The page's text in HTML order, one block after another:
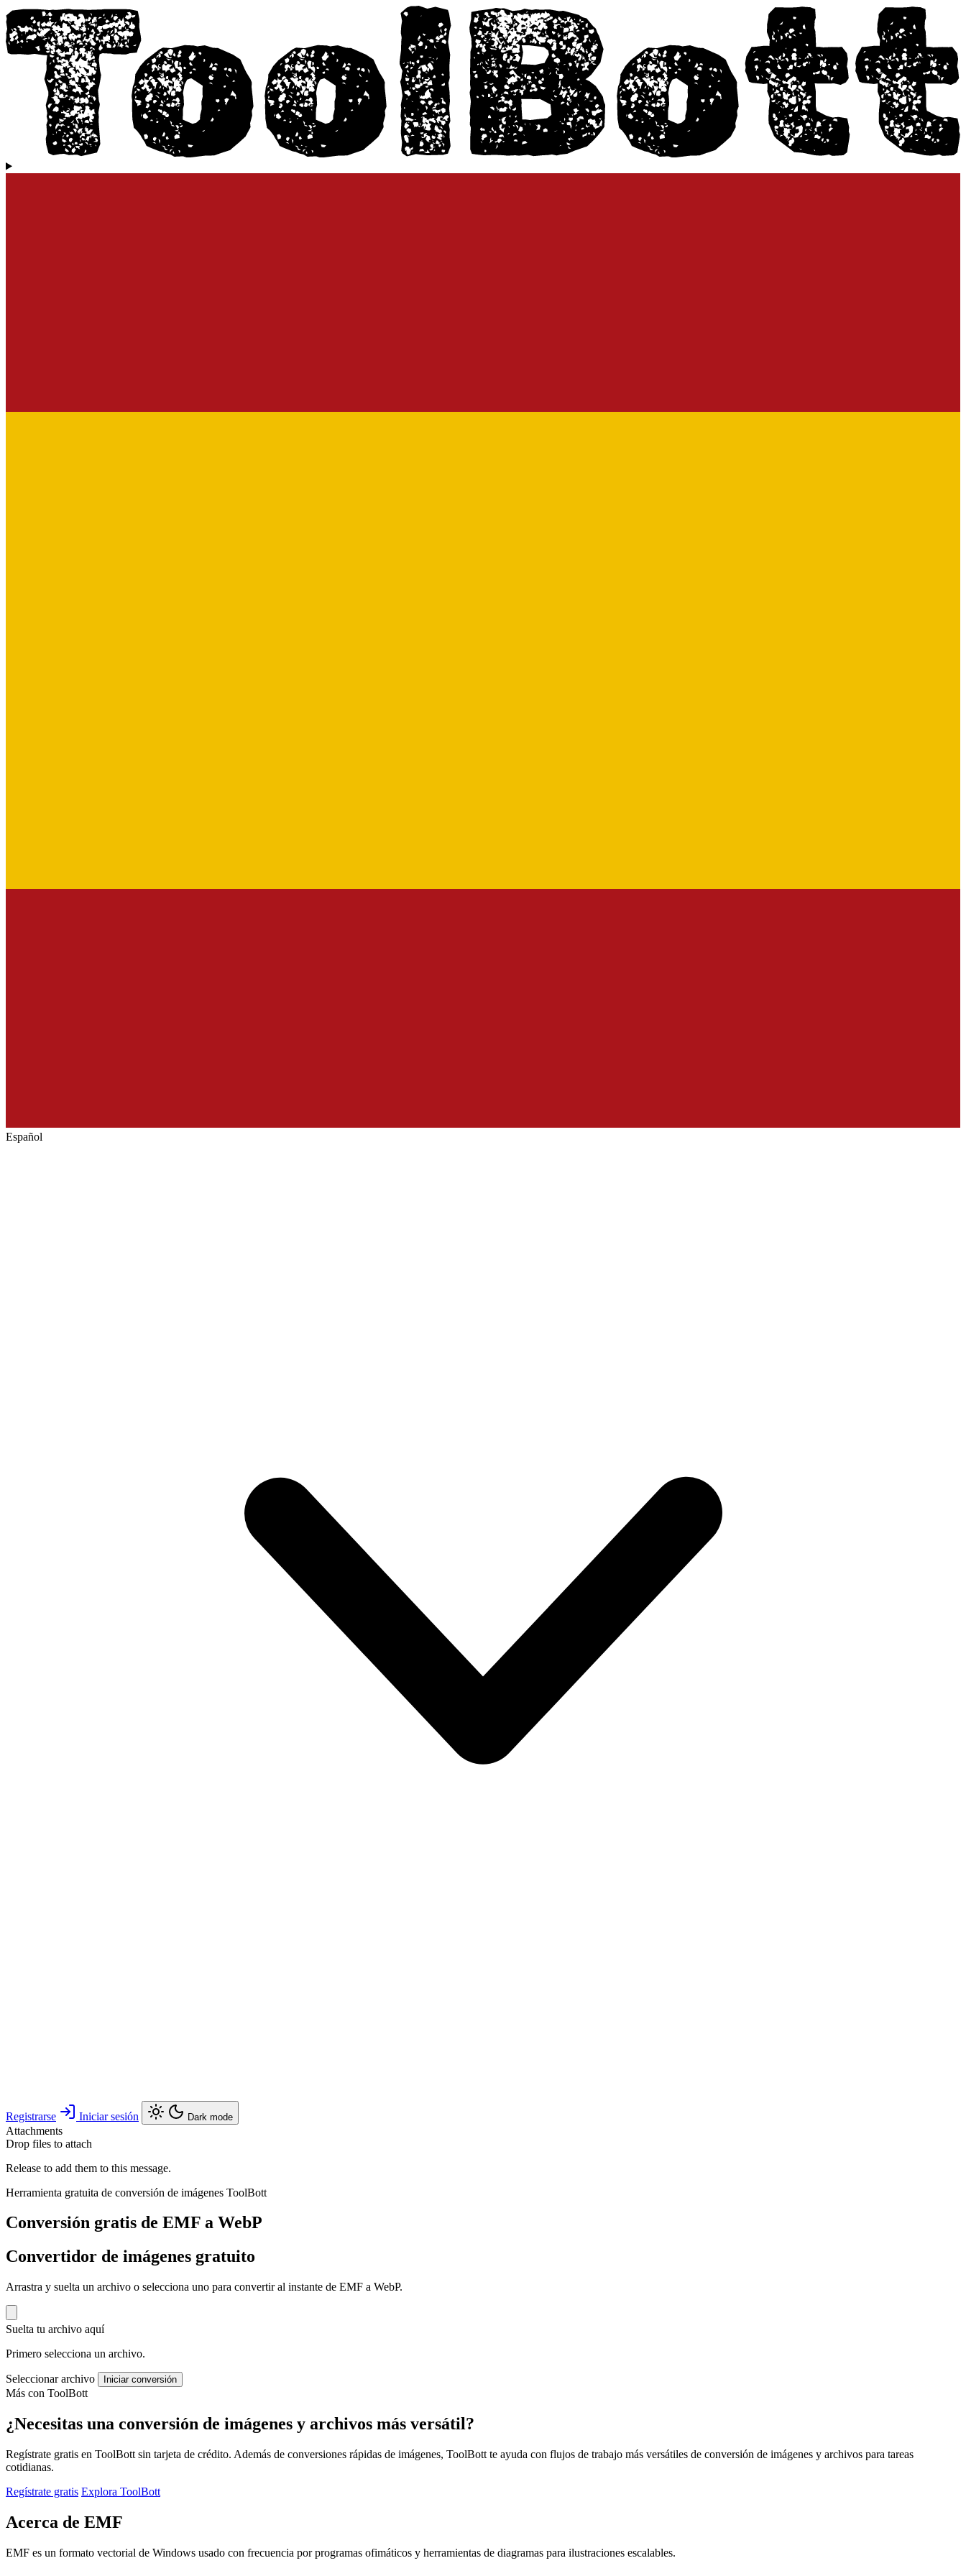
Español
Registrarse Iniciar sesión Dark mode
Attachments
Drop files to attach
Release to add them to this message.
Herramienta gratuita de conversión de imágenes ToolBott
Conversión gratis de EMF a WebP
Convertidor de imágenes gratuito
Arrastra y suelta un archivo o selecciona uno para convertir al instante de EMF a WebP.
Suelta tu archivo aquí
Primero selecciona un archivo.
Seleccionar archivo Iniciar conversión
Más con ToolBott
¿Necesitas una conversión de imágenes y archivos más versátil?
Regístrate gratis en ToolBott sin tarjeta de crédito. Además de conversiones rápidas de imágenes, ToolBott te ayuda con flujos de trabajo más versátiles de conversión de imágenes y archivos para tareas
cotidianas.
Regístrate gratis Explora ToolBott
Acerca de EMF
EMF es un formato vectorial de Windows usado con frecuencia por programas ofimáticos y herramientas de diagramas para ilustraciones escalables.